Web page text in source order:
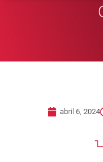
abril 6, 2024